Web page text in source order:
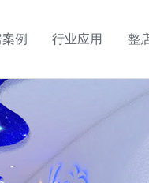
例 行业应用 整